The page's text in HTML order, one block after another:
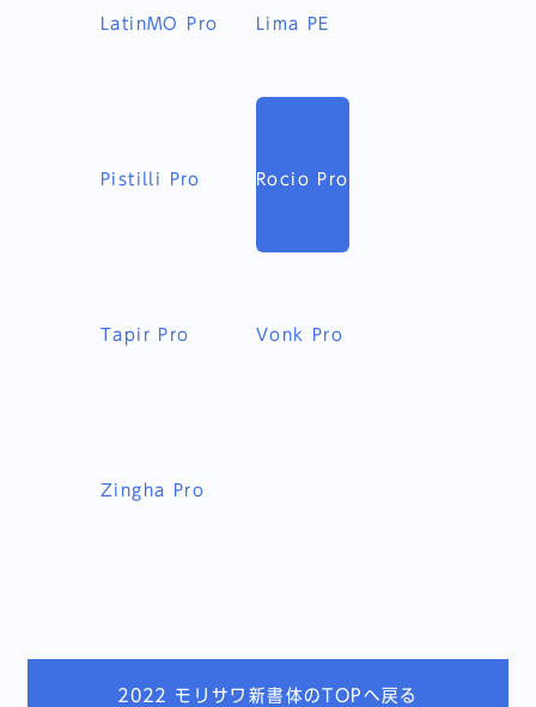
LatinMO Pro Lima PE
Pistilli Pro Rocio Pro
Tapir Pro Vonk Pro
Zingha Pro
2022 モリサワ新書体のTOPへ戻る